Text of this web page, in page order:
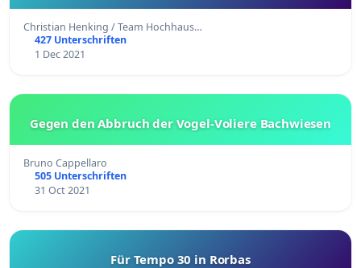
Christian Henking / Team Hochhaus…
427 Unterschriften
1 Dec 2021
Gegen den Abbruch der Vogel-Voliere Bachwiesen
Bruno Cappellaro
505 Unterschriften
31 Oct 2021
Für Tempo 30 in Rorbas